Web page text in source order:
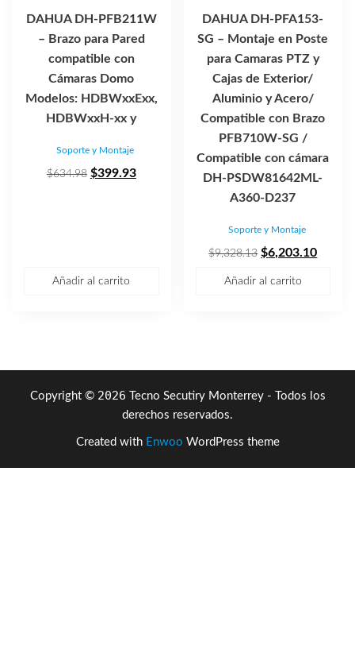
DAHUA DH-PFB211W
– Brazo para Pared
compatible con
Cámaras Domo
Modelos: HDBWxxExx,
HDBWxxH-xx y
Soporte y Montaje
$634.98 El
$399.93El
Añadir al carrito
DAHUA DH-PFA153-
SG – Montaje en Poste
para Camaras PTZ y
Cajas de Exterior/
Aluminio y Acero/
Compatible con Brazo
PFB710W-SG /
Compatible con cámara
DH-PSDW81642ML-
A360-D237
Soporte y Montaje
$9,328.13 El
$6,203.10El
Añadir al carrito
Copyright © 2026 Tecno Secutiry Monterrey - Todos los
derechos reservados.
Created with Enwoo WordPress theme